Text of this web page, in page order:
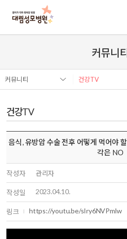
커뮤니
커뮤니티 건강TV
건강TV
음식, 유방암 수술 전후 어떻게 먹어야
각은 NO
작성자 관리자
작성일 2023.04.10.
링크 https://youtu.be/sIry6NVPmlw